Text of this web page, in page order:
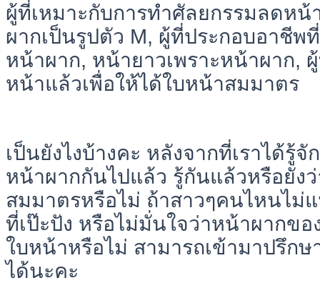
ผู้ที่เหมาะกับการทำศัลยกรรมลดห
ผากเป็นรูปตัว M, ผู้ที่ประกอบอาชีพ
หน้าผาก, หน้ายาวเพราะหน้าผาก,
หน้าแล้วเพื่อให้ได้ใบหน้าสมมาตร
เป็นยังไงบ้างคะ หลังจากที่เราได้รู้
หน้าผากกันไปแล้ว รู้กันแล้วหรือยัง
สมมาตรหรือไม่ ถ้าสาวๆคนไหนไม่
ที่เป๊ะปัง หรือไม่มั่นใจว่าหน้าผากขอ
ใบหน้าหรือไม่ สามารถเข้ามาปรึก
ได้นะคะ